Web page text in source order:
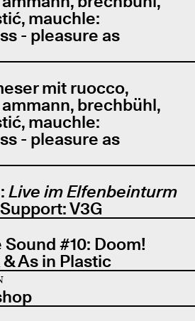
mauchle:
- pleasure as
mit ruocco,
brechbühl,
mauchle:
- pleasure as
Live im Elfenbeinturm
V3G
#10: Doom!
As in Plastic